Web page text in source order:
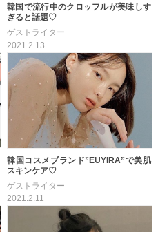
韓国で流行中のクロッフルが美味しす
ぎると話題♡
ゲストライター
2021.2.13
韓国コスメブランド”EUYIRA”で美肌
スキンケア♡
ゲストライター
2021.2.11